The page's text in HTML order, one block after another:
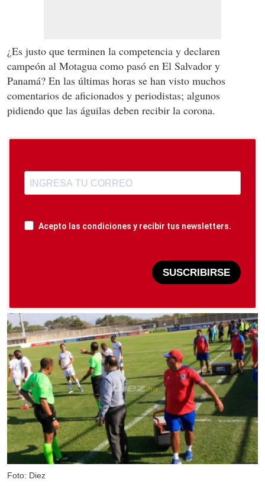
¿Es justo que terminen la competencia y declaren
campeón al Motagua como pasó en El Salvador y
Panamá? En las últimas horas se han visto muchos
comentarios de aficionados y periodistas; algunos
pidiendo que las águilas deben recibir la corona.
Acepto las condiciones y recibir tus newsletters.
SUSCRIBIRSE
Foto: Diez